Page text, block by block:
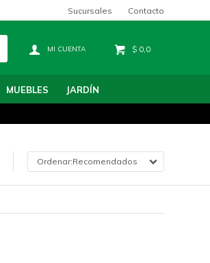
MUEBLES JARDÍN
$ 0,0
Sucursales Contacto
Recomendados